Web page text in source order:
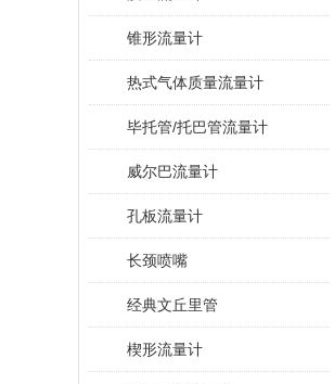
锥形流量计
热式气体质量流量计
毕托管/托巴管流量计
威尔巴流量计
孔板流量计
长颈喷嘴
经典文丘里管
楔形流量计